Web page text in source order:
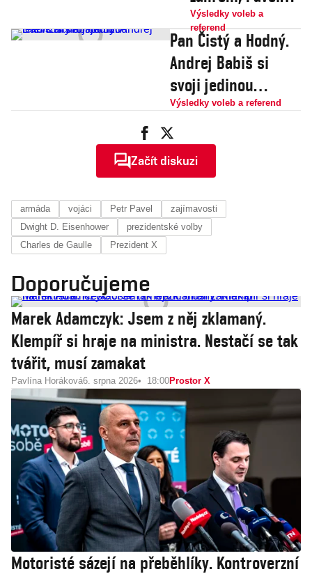
hrál western,
Babiš komedii a
Nerudová na
Oscara
Výsledky voleb a
referend
Pan Čistý a Hodný.
Andrej Babiš si
svoji jedinou
televizní debatu užil
Výsledky voleb a referend
Začít diskuzi
armáda vojáci Petr Pavel
zajímavosti
Dwight D. Eisenhower
prezidentské volby
Charles de Gaulle
Prezident X
Doporučujeme
Marek Adamczyk: Jsem z něj zklamaný.
Klempíř si hraje na ministra. Nestačí se tak
tvářit, musí zamakat
Pavlína Horáková6. srpna 2026 18:00Prostor X
Motoristé sázejí na přeběhlíky. Kontroverzní